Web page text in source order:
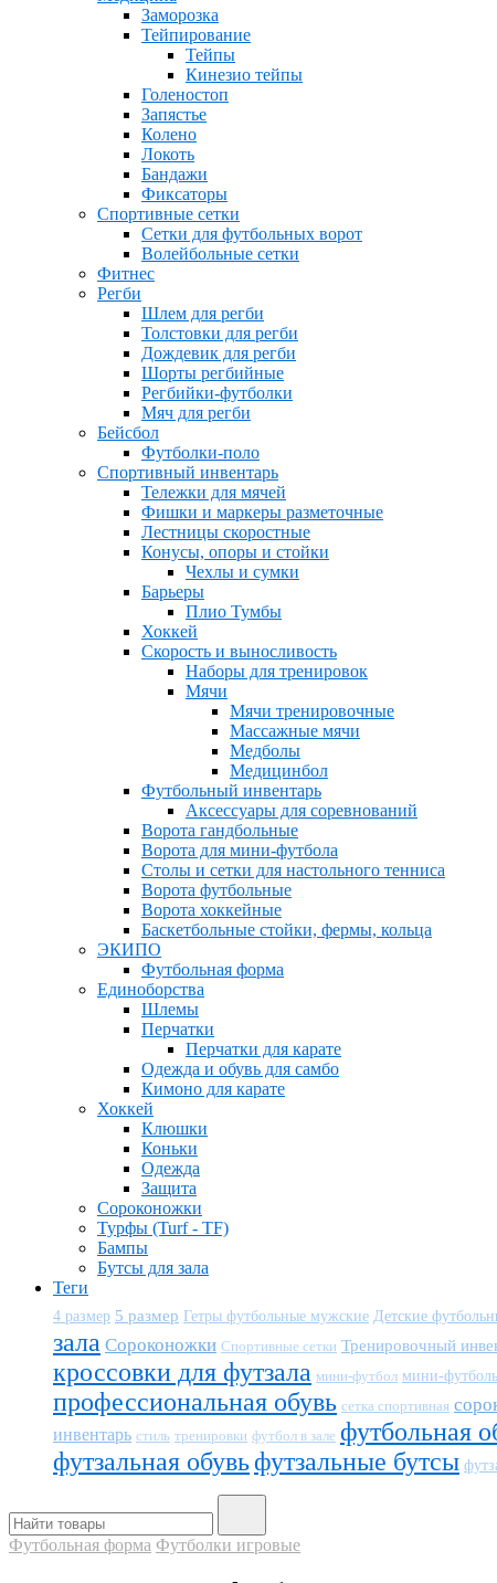
Заморозка
Тейпирование
Тейпы
Кинезио тейпы
Голеностоп
Запястье
Колено
Локоть
Бандажи
Фиксаторы
Спортивные сетки
Сетки для футбольных ворот
Волейбольные сетки
Фитнес
Регби
Шлем для регби
Толстовки для регби
Дождевик для регби
Шорты регбийные
Регбийки-футболки
Мяч для регби
Бейсбол
Футболки-поло
Спортивный инвентарь
Тележки для мячей
Фишки и маркеры разметочные
Лестницы скоростные
Конусы, опоры и стойки
Чехлы и сумки
Барьеры
Плио Тумбы
Хоккей
Скорость и выносливость
Наборы для тренировок
Мячи
Мячи тренировочные
Массажные мячи
Медболы
Медицинбол
Футбольный инвентарь
Аксессуары для соревнований
Ворота гандбольные
Ворота для мини-футбола
Столы и сетки для настольного тенниса
Ворота футбольные
Ворота хоккейные
Баскетбольные стойки, фермы, кольца
ЭКИПО
Футбольная форма
Единоборства
Шлемы
Перчатки
Перчатки для карате
Одежда и обувь для самбо
Кимоно для карате
Хоккей
Клюшки
Коньки
Одежда
Защита
Сороконожки
Турфы (Turf - TF)
Бампы
Бутсы для зала
Теги
4 размер 5 размер Гетры футбольные мужские Детские
зала Сороконожки Спортивные сетки Тренировочный
кроссовки для футзала мини-футбол мини-
профессиональная обувь сетка спортивная
инвентарь стиль тренировки футбол в зале футбольная
футзальная обувьфутзальные бутсы
Футбольная форма Футболки игровые